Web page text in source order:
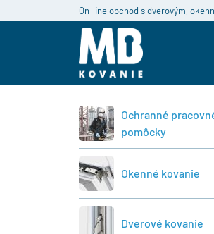
On-line obchod s dverovým,
Ochranné
pomôcky
Okenné kovanie
Dverové kovanie